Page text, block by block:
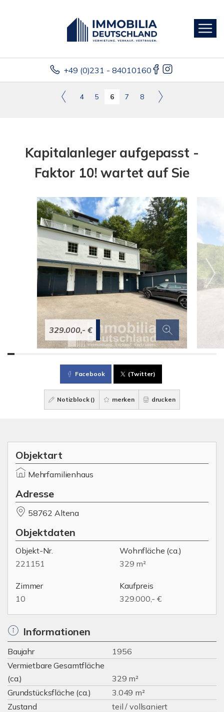
+49 (0)231 - 84010160
4 5 6 7 8
Kapitalanleger aufgepasst -
Faktor 10! wartet auf Sie
329.000,- €
Facebook (Twitter)
Notizblock () merken drucken
Objektart
Mehrfamilienhaus
Adresse
58762 Altena
Objektdaten
Objekt-Nr.
221151
Wohnfläche (ca.)
329 m²
Zimmer
10
Kaufpreis
329.000,- €
Informationen
Baujahr
1956
Vermietbare Gesamtfläche
(ca.)
329 m²
Grundstücksfläche (ca.)
3.049 m²
Zustand
teil / vollsaniert